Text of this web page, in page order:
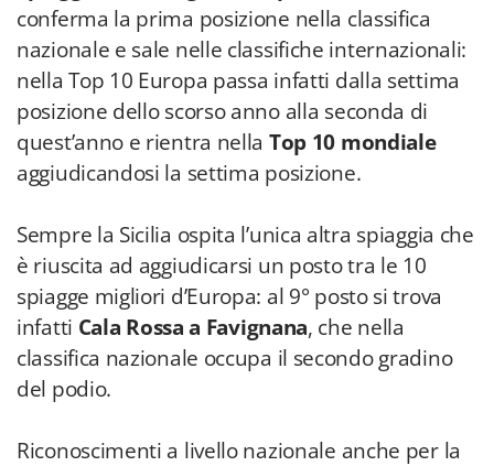
conferma la prima posizione nella classifica
nazionale e sale nelle classifiche internazionali:
nella Top 10 Europa passa infatti dalla settima
posizione dello scorso anno alla seconda di
quest’anno e rientra nella Top 10 mondiale
aggiudicandosi la settima posizione.
Sempre la Sicilia ospita l’unica altra spiaggia che
è riuscita ad aggiudicarsi un posto tra le 10
spiagge migliori d’Europa: al 9° posto si trova
infatti Cala Rossa a Favignana, che nella
classifica nazionale occupa il secondo gradino
del podio.
Riconoscimenti a livello nazionale anche per la